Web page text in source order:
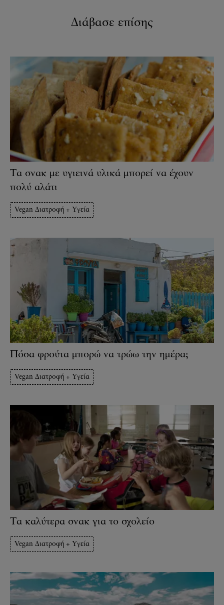
Διάβασε επίσης
Τα σνακ με υγιεινά υλικά μπορεί να έχουν
πολύ αλάτι
Vegan Διατροφή + Υγεία
Πόσα φρούτα μπορώ να τρώω την ημέρα;
Vegan Διατροφή + Υγεία
Τα καλύτερα σνακ για το σχολείο
Vegan Διατροφή + Υγεία